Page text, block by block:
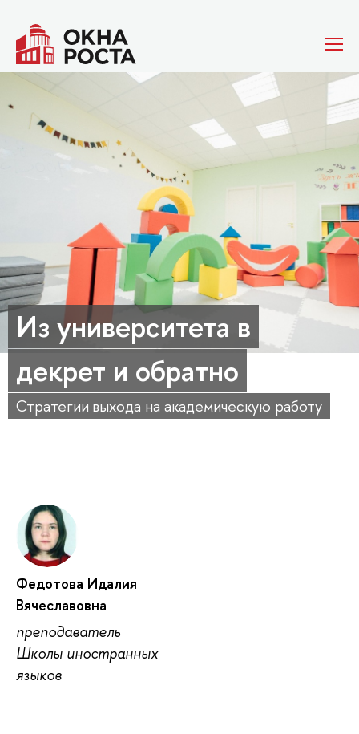
Из университета в
декрет и обратно
Стратегии выхода на академическую работу
Федотова Идалия
Вячеславовна
преподаватель
Школы иностранных
языков